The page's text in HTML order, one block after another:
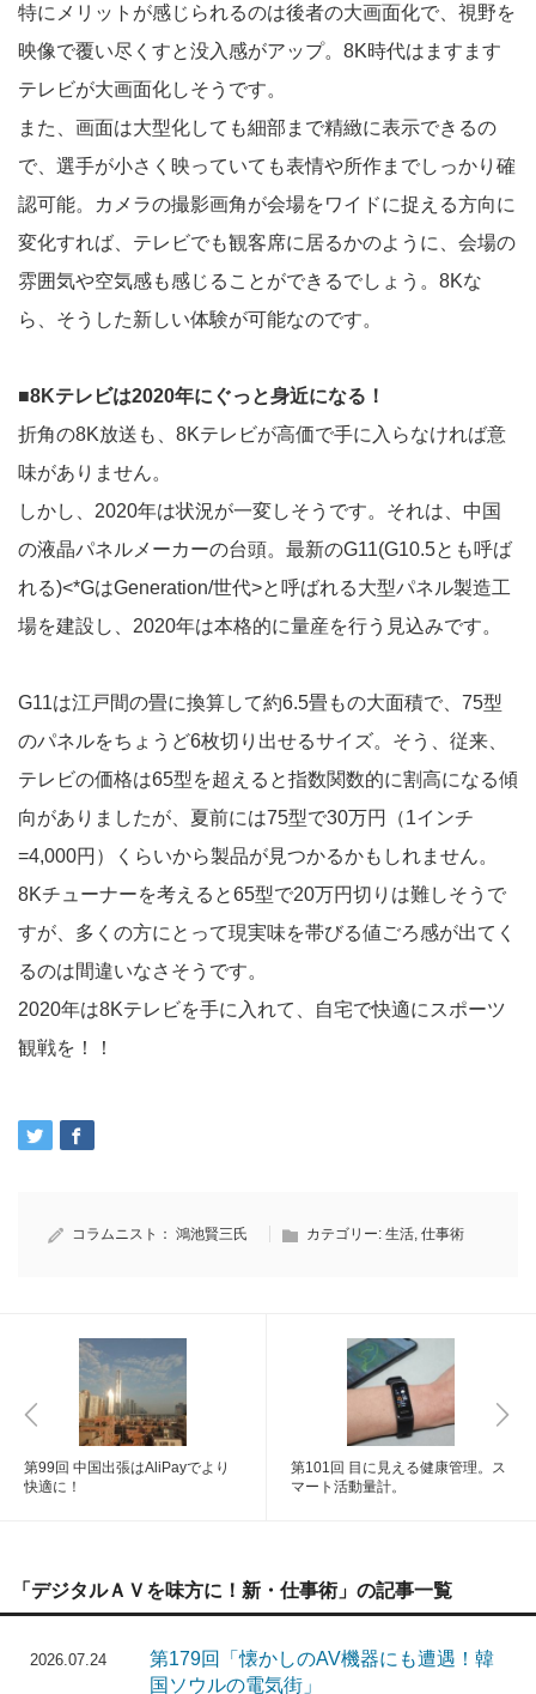
特にメリットが感じられるのは後者の大画面化で、視野を
映像で覆い尽くすと没入感がアップ。8K時代はますます
テレビが大画面化しそうです。
また、画面は大型化しても細部まで精緻に表示できるの
で、選手が小さく映っていても表情や所作までしっかり確
認可能。カメラの撮影画角が会場をワイドに捉える方向に
変化すれば、テレビでも観客席に居るかのように、会場の
雰囲気や空気感も感じることができるでしょう。8Kな
ら、そうした新しい体験が可能なのです。
■8Kテレビは2020年にぐっと身近になる！
折角の8K放送も、8Kテレビが高価で手に入らなければ意
味がありません。
しかし、2020年は状況が一変しそうです。それは、中国
の液晶パネルメーカーの台頭。最新のG11(G10.5とも呼ば
れる)<*GはGeneration/世代>と呼ばれる大型パネル製造工
場を建設し、2020年は本格的に量産を行う見込みです。
G11は江戸間の畳に換算して約6.5畳もの大面積で、75型
のパネルをちょうど6枚切り出せるサイズ。そう、従来、
テレビの価格は65型を超えると指数関数的に割高になる傾
向がありましたが、夏前には75型で30万円（1インチ
=4,000円）くらいから製品が見つかるかもしれません。
8Kチューナーを考えると65型で20万円切りは難しそうで
すが、多くの方にとって現実味を帯びる値ごろ感が出てく
るのは間違いなさそうです。
2020年は8Kテレビを手に入れて、自宅で快適にスポーツ
観戦を！！
コラムニスト： 鴻池賢三氏 カテゴリー: 生活 仕事術
第99回 中国出張はAliPayでより
快適に！
第101回 目に見える健康管理。ス
マート活動量計。
「デジタルＡＶを味方に！新・仕事術」の記事一覧
2026.07.24
第179回「懐かしのAV機器にも遭遇！韓
国ソウルの電気街」